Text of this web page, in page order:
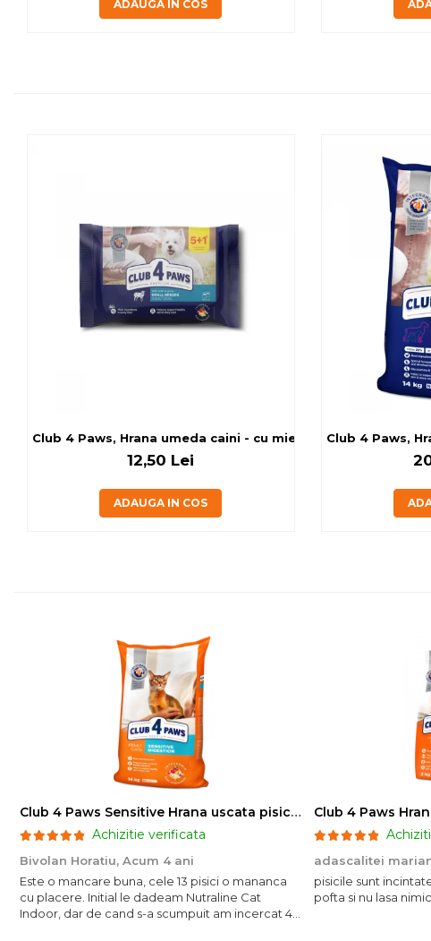
ADAUGA IN COS
Club 4 Paws, Hrana umeda caini - cu miel, set 5+1, 6x80 g
12,50 Lei
ADAUGA IN COS
Club 4 Paws,
Club 4 Paws Sensitive Hrana uscata pisici adulte, 14kg
Achizitie verificata
Bivolan Horatiu, Acum 4 ani
Este o mancare buna, cele 13 pisici o mananca
cu placere. Initial le dadeam Nutraline Cat
Indoor, dar de cand s-a scumpuit am incercat 4
adascalitei
pisicile sunt
pofta si nu lasa